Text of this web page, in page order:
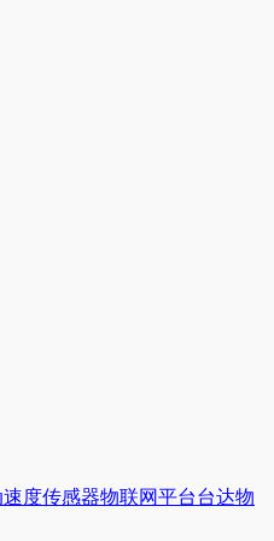
度传感器物联网平台台达物